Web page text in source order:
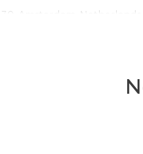
Amsterdam, Netherlands